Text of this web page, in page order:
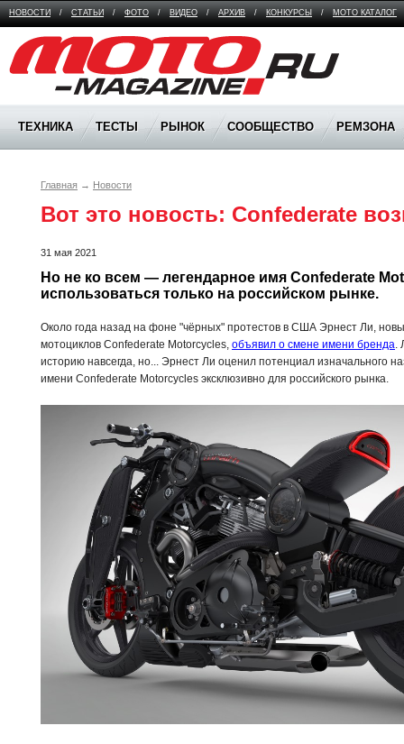
НОВОСТИ / СТАТЬИ / ФОТО / ВИДЕО / АРХИВ / КОНКУРСЫ / МОТО КАТАЛОГ
Moto Magazine
ТЕХНИКА ТЕСТЫ РЫНОК СООБЩЕСТВО РЕМЗОНА
Главная → Новости
Вот это новость: Confederate
31 мая 2021
Но не ко всем — легендарное имя Confederate
использоваться только на российском рынке.
Около года назад на фоне "чёрных" протестов в США Эрнест Ли,
мотоциклов Confederate Motorcycles, объявил о смене имени бренда.
историю навсегда, но... Эрнест Ли оценил потенциал изначального
имени Confederate Motorcycles эксклюзивно для российского рынка.